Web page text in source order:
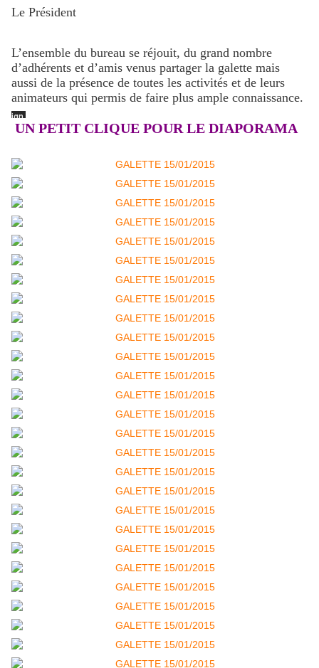
Le Président
L’ensemble du bureau se réjouit, du grand nombre
d’adhérents et d’amis venus partager la galette mais
aussi de la présence de toutes les activités et de leurs
animateurs qui permis de faire plus ample connaissance.
UN PETIT CLIQUE POUR LE DIAPORAMA